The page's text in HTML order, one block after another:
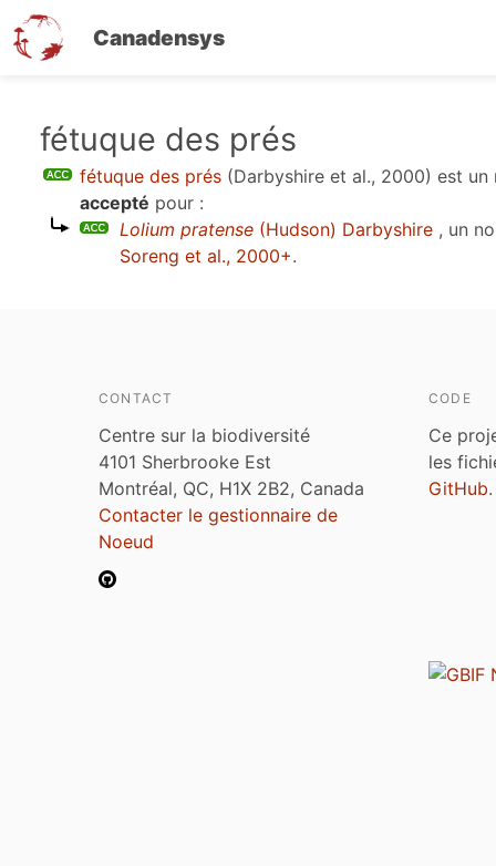
Canadensys
contenu
fétuque des prés
fétuque des prés (Darbyshire et al., 2000) est
accepté pour :
Lolium pratense (Hudson) Darbyshire , un
Soreng et al., 2000+.
CONTACT
Centre sur la biodiversité
4101 Sherbrooke Est
Montréal, QC, H1X 2B2, Canada
Contacter le gestionnaire de
Noeud
CODE
Ce
les
GitHub.